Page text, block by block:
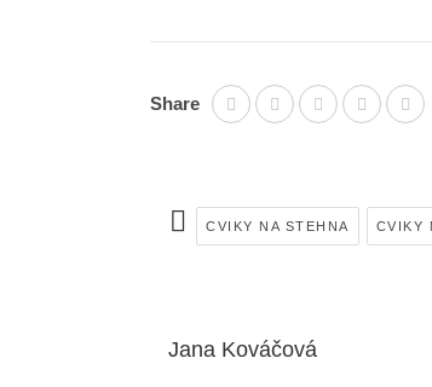
Share
CVIKY NA STEHNA CVIKY
Jana Kováčová